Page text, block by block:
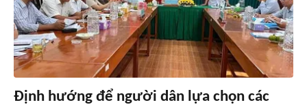
Định hướng để người dân lựa chọn các